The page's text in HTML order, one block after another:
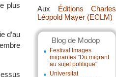
Aux Éditions Charles
Léopold Mayer (ECLM)
Blog de Modop
Festival Images
migrantes "Du migrant
au sujet politique"
Universitat
plus
d’au